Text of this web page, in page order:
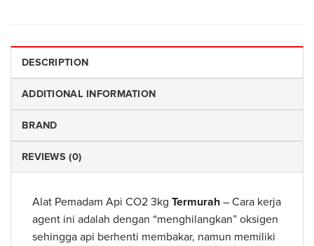
DESCRIPTION
ADDITIONAL INFORMATION
BRAND
REVIEWS (0)
Alat Pemadam Api CO2 3kg Termurah – Cara kerja
agent ini adalah dengan “menghilangkan” oksigen
sehingga api berhenti membakar, namun memiliki